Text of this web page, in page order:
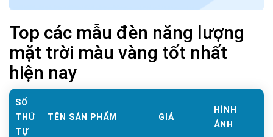
Top các mẫu đèn năng lượng
mặt trời màu vàng tốt nhất
hiện nay
SỐ
THỨ
TỰ
TÊN SẢN PHẨM GIÁ
HÌNH
ẢNH